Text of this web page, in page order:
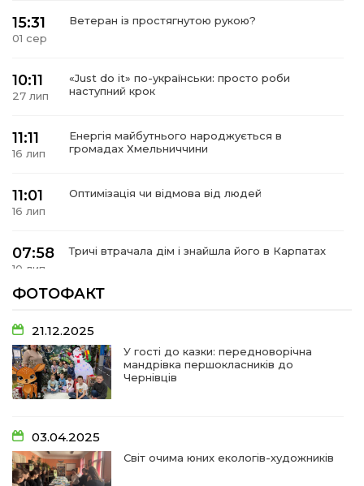
умови придбання
15:31
01 сер
Ветеран із простягнутою рукою?
10:11
27 лип
«Just do it» по-українськи: просто роби
наступний крок
11:11
16 лип
Енергія майбутнього народжується в
громадах Хмельниччини
11:01
16 лип
Оптимізація чи відмова від людей
07:58
10 лип
Тричі втрачала дім і знайшла його в Карпатах
10 лип
13:30
06 лип
Від прикордонної застави до Донбасу:
14:18
01 лип
Творчі підсумки юних художників
ФОТОФАКТ
21.12.2025
У гості до казки: передноворічна
мандрівка першокласників до
Чернівців
03.04.2025
Світ очима юних екологів-художників